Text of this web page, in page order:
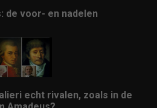
de voor- en nadelen
echt rivalen, zoals in de